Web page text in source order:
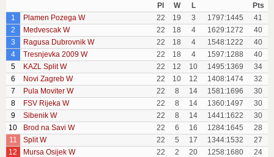
Pl W L
Pts
1
Plamen Pozega W 22 19 3 1797:1445
41
2
Medvescak W 22 18 4 1629:1272
40
3
Ragusa Dubrovnik W 22 18 4 1548:1222
40
4
Tresnjevka 2009 W 22 18 4 1597:1288
40
5
KAZL Split W 22 12 10 1495:1369
34
6
Novi Zagreb W 22 10 12 1408:1474
32
7
Pula Moviter W 22 8 14 1581:1696
30
8
FSV Rijeka W 22 8 14 1360:1497
30
9
Sibenik W 22 8 14 1441:1622
30
10
Brod na Savi W 22 6 16 1284:1645
28
11
Split W 22 5 17 1344:1532
27
12
Mursa Osijek W 22 2 20 1258:1680 24